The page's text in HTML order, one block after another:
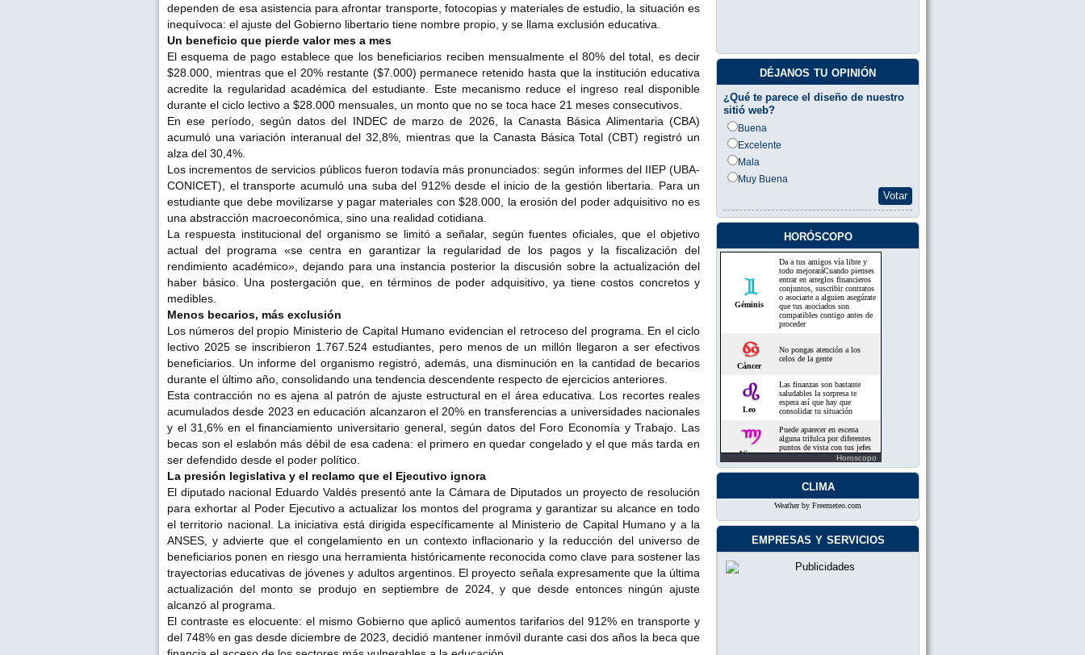
dependen de esa asistencia para afrontar transporte, fotocopias y materiales de estudio, la situación es
inequívoca: el ajuste del Gobierno libertario tiene nombre propio, y se llama exclusión educativa.
Un beneficio que pierde valor mes a mes
El esquema de pago establece que los beneficiarios reciben mensualmente el 80% del total, es decir
$28.000, mientras que el 20% restante ($7.000) permanece retenido hasta que la institución educativa
acredite la regularidad académica del estudiante. Este mecanismo reduce el ingreso real disponible
durante el ciclo lectivo a $28.000 mensuales, un monto que no se toca hace 21 meses consecutivos.
En ese período, según datos del INDEC de marzo de 2026, la Canasta Básica Alimentaria (CBA)
acumuló una variación interanual del 32,8%, mientras que la Canasta Básica Total (CBT) registró un
alza del 30,4%.
Los incrementos de servicios públicos fueron todavía más pronunciados: según informes del IIEP (UBA-
CONICET), el transporte acumuló una suba del 912% desde el inicio de la gestión libertaria. Para un
estudiante que debe movilizarse y pagar materiales con $28.000, la erosión del poder adquisitivo no es
una abstracción macroeconómica, sino una realidad cotidiana.
La respuesta institucional del organismo se limitó a señalar, según fuentes oficiales, que el objetivo
actual del programa «se centra en garantizar la regularidad de los pagos y la fiscalización del
rendimiento académico», dejando para una instancia posterior la discusión sobre la actualización del
haber básico. Una postergación que, en términos de poder adquisitivo, ya tiene costos concretos y
medibles.
Menos becarios, más exclusión
Los números del propio Ministerio de Capital Humano evidencian el retroceso del programa. En el ciclo
lectivo 2025 se inscribieron 1.767.524 estudiantes, pero menos de un millón llegaron a ser efectivos
beneficiarios. Un informe del organismo registró, además, una disminución en la cantidad de becarios
durante el último año, consolidando una tendencia descendente respecto de ejercicios anteriores.
Esta contracción no es ajena al patrón de ajuste estructural en el área educativa. Los recortes reales
acumulados desde 2023 en educación alcanzaron el 20% en transferencias a universidades nacionales
y el 31,6% en el financiamiento universitario general, según datos del Foro Economía y Trabajo. Las
becas son el eslabón más débil de esa cadena: el primero en quedar congelado y el que más tarda en
ser defendido desde el poder político.
La presión legislativa y el reclamo que el Ejecutivo ignora
El diputado nacional Eduardo Valdés presentó ante la Cámara de Diputados un proyecto de resolución
para exhortar al Poder Ejecutivo a actualizar los montos del programa y garantizar su alcance en todo
el territorio nacional. La iniciativa está dirigida específicamente al Ministerio de Capital Humano y a la
ANSES, y advierte que el congelamiento en un contexto inflacionario y la reducción del universo de
beneficiarios ponen en riesgo una herramienta históricamente reconocida como clave para sostener las
trayectorias educativas de jóvenes y adultos argentinos. El proyecto señala expresamente que la última
actualización del monto se produjo en septiembre de 2024, y que desde entonces ningún ajuste
alcanzó al programa.
El contraste es elocuente: el mismo Gobierno que aplicó aumentos tarifarios del 912% en transporte y
del 748% en gas desde diciembre de 2023, decidió mantener inmóvil durante casi dos años la beca que
déjanos tu opinión
¿Qué te parece el diseño de nuestro
sitió web?
Buena
Excelente
Mala
Muy Buena
Votar
horóscopo
Horoscopo
clima
Weather by Freemeteo.com
empresas y servicios